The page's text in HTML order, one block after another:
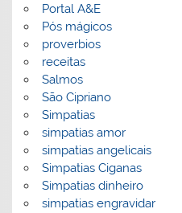
Portal A&E
Pós mágicos
proverbios
receitas
Salmos
São Cipriano
Simpatias
simpatias amor
simpatias angelicais
Simpatias Ciganas
Simpatias dinheiro
simpatias engravidar